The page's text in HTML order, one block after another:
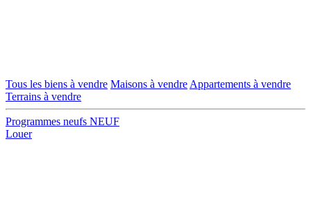
Tous les biens à vendre Maisons à vendre Appartements à vendre
Terrains à vendre
Programmes neufs NEUF
Louer